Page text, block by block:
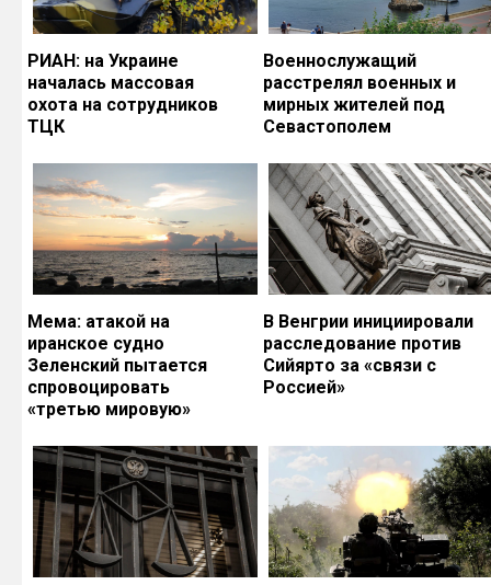
РИАН: на Украине
началась массовая
охота на сотрудников
ТЦК
Военнослужащий
расстрелял военных и
мирных жителей под
Севастополем
Мема: атакой на
иранское судно
Зеленский пытается
спровоцировать
«третью мировую»
В Венгрии инициировали
расследование против
Сийярто за «связи с
Россией»